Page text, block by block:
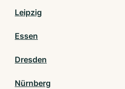
Leipzig
Essen
Dresden
Nürnberg